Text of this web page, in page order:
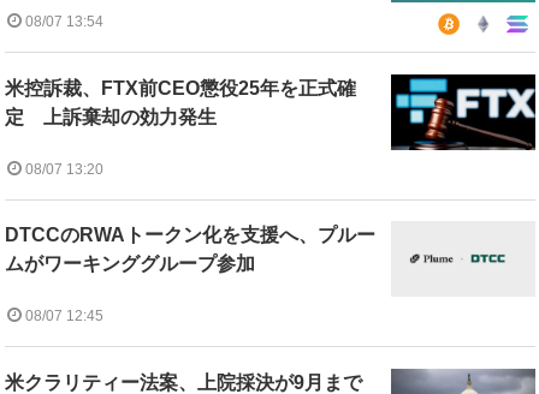
08/07 13:54
米控訴裁、FTX前CEO懲役25年を正式確
定 上訴棄却の効力発生
08/07 13:20
DTCCのRWAトークン化を支援へ、プルー
ムがワーキンググループ参加
08/07 12:45
米クラリティー法案、上院採決が9月まで